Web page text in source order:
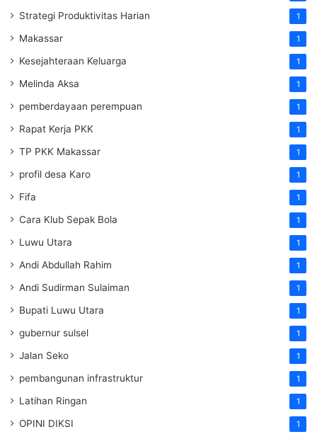
Strategi Produktivitas Harian 1
Makassar 1
Kesejahteraan Keluarga 1
Melinda Aksa 1
pemberdayaan perempuan 1
Rapat Kerja PKK 1
TP PKK Makassar 1
profil desa Karo 1
Fifa 1
Cara Klub Sepak Bola 1
Luwu Utara 1
Andi Abdullah Rahim 1
Andi Sudirman Sulaiman 1
Bupati Luwu Utara 1
gubernur sulsel 1
Jalan Seko 1
pembangunan infrastruktur 1
Latihan Ringan 1
OPINI DIKSI 1